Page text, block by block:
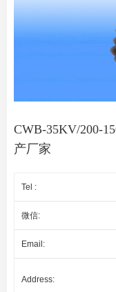
CWB-35KV/200-
产厂家
Tel :
微信:
Email:
Address: